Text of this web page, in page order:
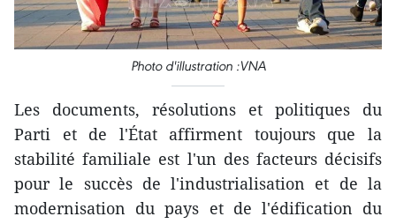
Photo d'illustration :VNA
Les documents, résolutions et politiques du
Parti et de l'État affirment toujours que la
stabilité familiale est l'un des facteurs décisifs
pour le succès de l'industrialisation et de la
modernisation du pays et de l'édification du